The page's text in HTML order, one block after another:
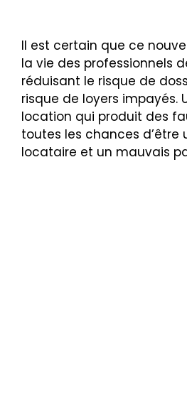
Il est certain que ce
la vie des professionnels
réduisant le risque de
risque de loyers impayés.
location qui produit des
toutes les chances d’être
locataire et un mauvais